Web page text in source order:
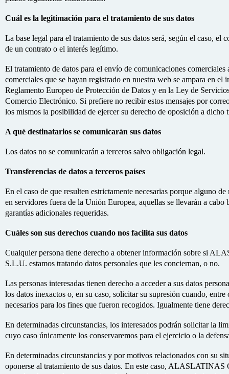
Cuál es la legitimación para el tratamiento de sus datos
La base legal para el tratamiento de sus datos será, según el caso,
de un contrato o el interés legítimo.
El tratamiento de datos para el envío de comunicaciones comerciales
comerciales que se hayan registrado en nuestra web se ampara en el
Reglamento Europeo de Protección de Datos y en la Ley de
Comercio Electrónico. Si prefiere no recibir estos mensajes por
los mismos la posibilidad de ejercer su derecho de oposición a dicho
A qué destinatarios se comunicarán sus datos
Los datos no se comunicarán a terceros salvo obligación legal.
Transferencias de datos a terceros países
En el caso de que resulten estrictamente necesarias porque alguno
en servidores fuera de la Unión Europea, aquellas se llevarán a cabo
garantías adicionales requeridas.
Cuáles son sus derechos cuando nos facilita sus datos
Cualquier persona tiene derecho a obtener información sobre si
S.L.U. estamos tratando datos personales que les conciernan, o no.
Las personas interesadas tienen derecho a acceder a sus datos
los datos inexactos o, en su caso, solicitar su supresión cuando,
necesarios para los fines que fueron recogidos. Igualmente tiene
En determinadas circunstancias, los interesados podrán solicitar la
cuyo caso únicamente los conservaremos para el ejercicio o la
En determinadas circunstancias y por motivos relacionados con su
oponerse al tratamiento de sus datos. En este caso,